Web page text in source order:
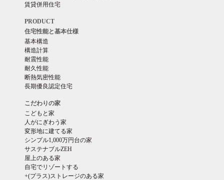
賃貸併用住宅
PRODUCT
住宅性能と基本仕様
基本構造
構造計算
耐震性能
耐久性能
断熱気密性能
長期優良認定住宅
こだわりの家
こどもと家
人がにぎわう家
変形地に建てる家
シンプル1,000万円台の家
サステナブルZEH
屋上のある家
自宅でリゾートする
+(プラス)ストレージのある家